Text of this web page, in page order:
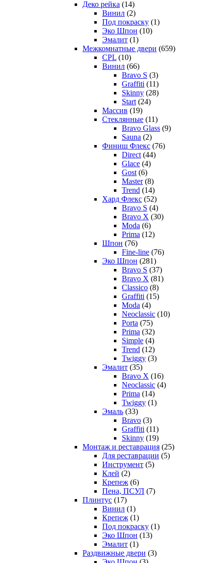
Деко рейка (14)
Винил (2)
Под покраску (1)
Эко Шпон (10)
Эмалит (1)
Межкомнатные двери (659)
CPL (10)
Винил (66)
Bravo S (3)
Graffiti (11)
Skinny (28)
Start (24)
Массив (19)
Стеклянные (11)
Bravo Glass (9)
Sauna (2)
Финиш Флекс (76)
Direct (44)
Glace (4)
Gost (6)
Master (8)
Trend (14)
Хард Флекс (52)
Bravo S (4)
Bravo X (30)
Moda (6)
Prima (12)
Шпон (76)
Fine-line (76)
Эко Шпон (281)
Bravo S (37)
Bravo X (81)
Classico (8)
Graffiti (15)
Moda (4)
Neoclassic (10)
Porta (75)
Prima (32)
Simple (4)
Trend (12)
Twiggy (3)
Эмалит (35)
Bravo X (16)
Neoclassic (4)
Prima (14)
Twiggy (1)
Эмаль (33)
Bravo (3)
Graffiti (11)
Skinny (19)
Монтаж и реставрация (25)
Для реставрации (5)
Инструмент (5)
Клей (2)
Крепеж (6)
Пена, ПСУЛ (7)
Плинтус (17)
Винил (1)
Крепеж (1)
Под покраску (1)
Эко Шпон (13)
Эмалит (1)
Раздвижные двери (3)